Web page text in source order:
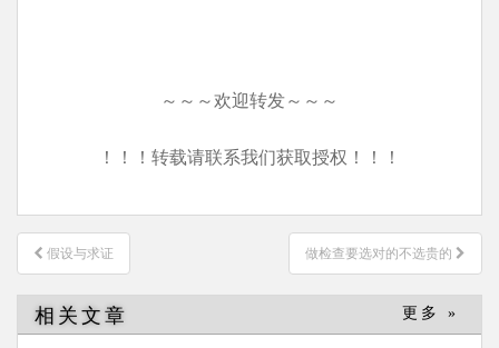
～～～欢迎转发～～～
！！！转载请联系我们获取授权！！！
文
章
导
航
假设与求证 做检查要选对的不选贵的
相关文章 更多 »